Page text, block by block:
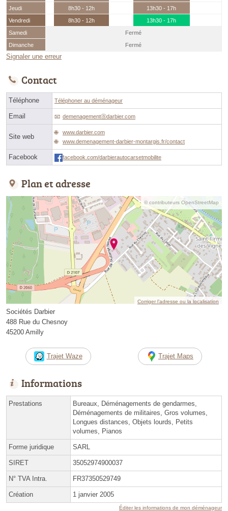
Jeudi
8h30 - 12h
13h30 - 17h
Vendredi
8h30 - 12h
13h30 - 17h
Samedi
Fermé
Dimanche
Fermé
Signaler une erreur
Contact
Téléphone Téléphoner au déménageur
Email demenagementⓐdarbier.com
Site web
www.darbier.com
www.demenagement-darbier-montargis.fr/contact
Facebook facebook.com/darbierautocarsetmobilite
Plan et adresse
© contributeurs OpenStreetMap
Corriger l’adresse ou la localisation
Sociétés Darbier
488 Rue du Chesnoy
45200 Amilly
Trajet Waze Trajet Maps
Informations
Prestations
Bureaux, Déménagements de gendarmes,
Déménagements de militaires, Gros volumes,
Longues distances, Objets lourds, Petits
volumes, Pianos
Forme juridique SARL
SIRET 35052974900037
N° TVA Intra. FR37350529749
Création 1 janvier 2005
Éditer les informations de mon déménageur